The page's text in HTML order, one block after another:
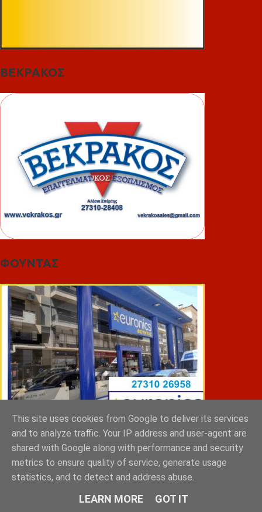
ΒΕΚΡΑΚΟΣ
ΦΟΥΝΤΑΣ
ΣΠΥΡΑΚΗΣ ΠΑΝΑΓΙΩΤΗΣ & YIOI ΣΠΑΡΤΗ
This site uses cookies from Google to deliver its services
and to analyze traffic. Your IP address and user-agent are
shared with Google along with performance and security
metrics to ensure quality of service, generate usage
statistics, and to detect and address abuse.
LEARN MORE GOT IT